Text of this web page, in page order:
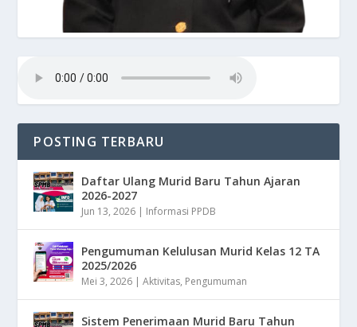
POSTING TERBARU
Daftar Ulang Murid Baru Tahun Ajaran
2026-2027
Jun 13, 2026 | Informasi PPDB
Pengumuman Kelulusan Murid Kelas 12 TA
2025/2026
Mei 3, 2026 |Aktivitas, Pengumuman
Sistem Penerimaan Murid Baru Tahun